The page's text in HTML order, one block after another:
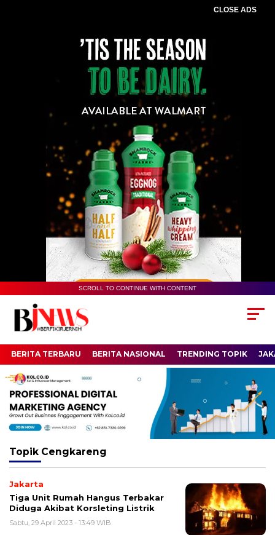
CLOSE ADS
SCROLL TO CONTINUE WITH CONTENT
BERITA TERBARU BERITA NASIONAL TRENDING TOPIK
Topik Cengkareng
Jakarta
Tiga Unit Rumah Hangus Terbakar
Diduga Akibat Korsleting Listrik
Sabtu, 29 April 2023 - 13:49 WIB